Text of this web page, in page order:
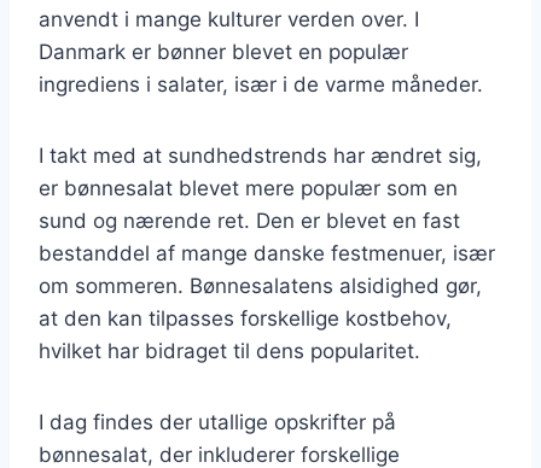
anvendt i mange kulturer verden over. I
Danmark er bønner blevet en populær
ingrediens i salater, især i de varme måneder.
I takt med at sundhedstrends har ændret sig,
er bønnesalat blevet mere populær som en
sund og nærende ret. Den er blevet en fast
bestanddel af mange danske festmenuer, især
om sommeren. Bønnesalatens alsidighed gør,
at den kan tilpasses forskellige kostbehov,
hvilket har bidraget til dens popularitet.
I dag findes der utallige opskrifter på
bønnesalat, der inkluderer forskellige